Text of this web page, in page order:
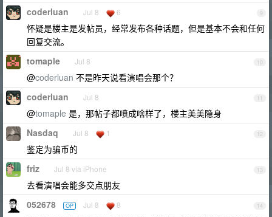
9
coderluan Jul 8 6
怀疑是楼主是发帖员，经常发布各种话题，但是基本不会和任何
回复交流。
10
tomaple Jul 8
@coderluan 不是昨天说看演唱会那个？
11
coderluan Jul 8
@tomaple 是，那帖子都喷成啥样了，楼主美美隐身
12
Nasdaq Jul 8 1
鉴定为骗币的
13
friz Jul 8 via iPhone
去看演唱会能多交点朋友
14
052678 OP Jul 8 8